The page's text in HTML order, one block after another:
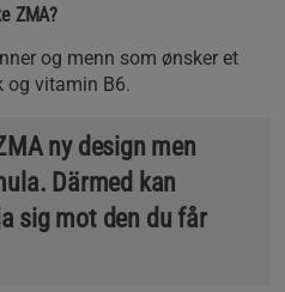
ZMA?
og menn som ønsker et
og vitamin B6.
ny design men
Därmed kan
sig mot den du får